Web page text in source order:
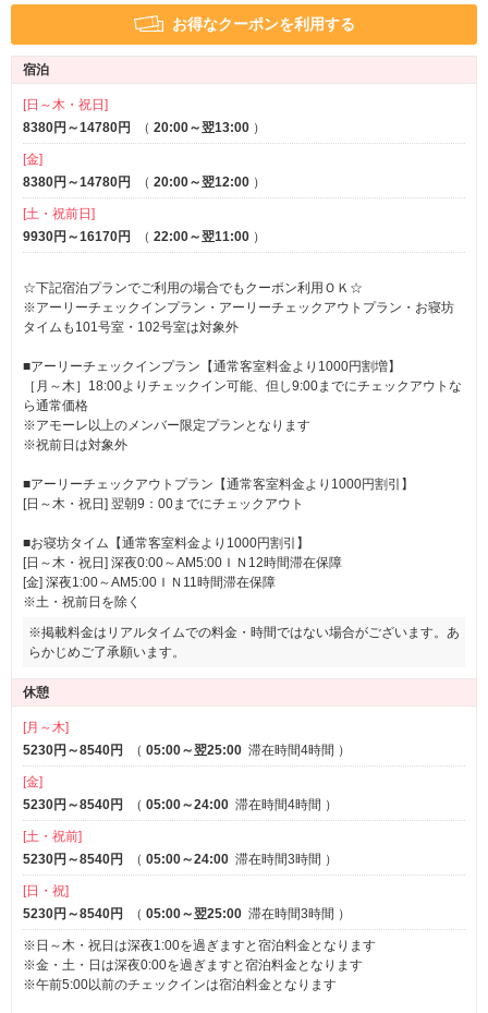
切り替えします。
大人気！
ReFaシャワーシリーズの最新モデル
を全室導入
今注目の【ReFa】
に導入致しました！
肌を美しくする２つの泡「ウルトラファインバブル」
バブル」が肌本来の美しさを引き出します。
ルヴィアーナでは全室にファインバブルピュアを設置、ぜひ一度お
試し下さい。
お好きなお部屋をお取り置き
ハピホテキープ導入♪最新システム！！
お好きなお部屋を30分前 からお取り置き出来ちゃいます♪
チェックインしたいけどホテルに到着するまでちょっと時間がかか
お目当てのお部屋が空いてたら即キープ
ハピホテキープはこちらから！
Ruグループ設備強化
Apple Airplay・Chromecast内蔵 ７５イ
！！
いつもRuグループをご利用いただき誠にありがとうござい
ます。
多くの世代から支持を得ている
などの他、
お持ちのスマホを手軽にミラーリングやキャストができ、
部屋タイプ
サービス
ルームサービス
お得なクーポンを利用する
宿泊
[日～木・祝日]
8380円～14780円
（ 20:00～翌13:00 ）
[金]
8380円～14780円
（ 20:00～翌12:00 ）
[土・祝前日]
9930円～16170円
（ 22:00～翌11:00 ）
☆下記宿泊プランでご利用の場合でもクーポン利用ＯＫ☆
※アーリーチェックインプラン・アーリーチェックアウトプラン・お寝坊
タイムも101号室・102号室は対象外
■アーリーチェックインプラン【通常客室料金より1000円割増】
［月～木］18:00よりチェックイン可能、但し9:00までにチェックアウトな
ら通常価格
※アモーレ以上のメンバー限定プランとなります
※祝前日は対象外
■アーリーチェックアウトプラン【通常客室料金より1000円割引】
[日～木・祝日] 翌朝9：00までにチェックアウト
■お寝坊タイム【通常客室料金より1000円割引】
[日～木・祝日] 深夜0:00～AM5:00ＩＮ12時間滞在保障
[金] 深夜1:00～AM5:00ＩＮ11時間滞在保障
※土・祝前日を除く
※掲載料金はリアルタイムでの料金・時間ではない場合がございます。あ
らかじめご了承願います。
休憩
[月～木]
5230円～8540円
（ 05:00～翌25:00 滞在時間4時間 ）
[金]
5230円～8540円
（ 05:00～24:00 滞在時間4時間 ）
[土・祝前]
5230円～8540円
（ 05:00～24:00 滞在時間3時間 ）
[日・祝]
5230円～8540円
（ 05:00～翌25:00 滞在時間3時間 ）
※日～木・祝日は深夜1:00を過ぎますと宿泊料金となります
※金・土・日は深夜0:00を過ぎますと宿泊料金となります
※午前5:00以前のチェックインは宿泊料金となります